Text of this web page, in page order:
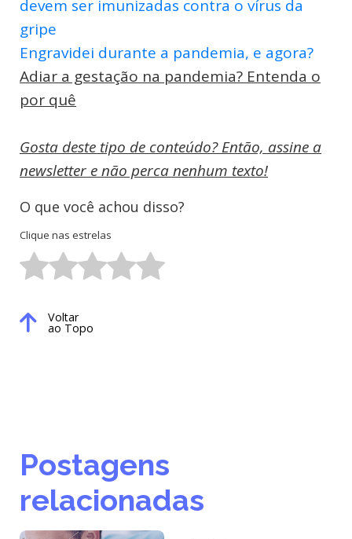
devem ser imunizadas contra o vírus da
gripe
Engravidei durante a pandemia, e agora?
Adiar a gestação na pandemia? Entenda o
por quê
Gosta deste tipo de conteúdo? Então, assine a
newsletter e não perca nenhum texto!
O que você achou disso?
Clique nas estrelas
Voltar
ao Topo
Postagens
relacionadas